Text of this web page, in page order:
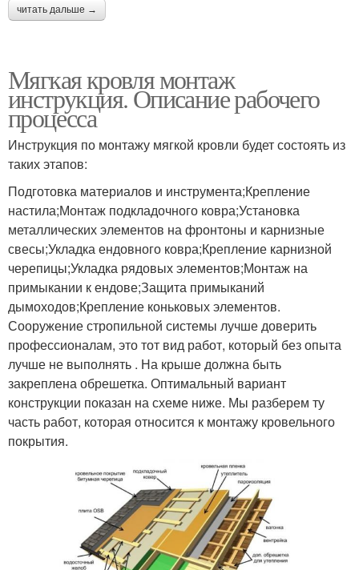
читать дальше →
Мягкая кровля монтаж
инструкция. Описание рабочего
процесса
Инструкция по монтажу мягкой кровли будет состоять из
таких этапов:
Подготовка материалов и инструмента;Крепление
настила;Монтаж подкладочного ковра;Установка
металлических элементов на фронтоны и карнизные
свесы;Укладка ендовного ковра;Крепление карнизной
черепицы;Укладка рядовых элементов;Монтаж на
примыкании к ендове;Защита примыканий
дымоходов;Крепление коньковых элементов.
Сооружение стропильной системы лучше доверить
профессионалам, это тот вид работ, который без опыта
лучше не выполнять . На крыше должна быть
закреплена обрешетка. Оптимальный вариант
конструкции показан на схеме ниже. Мы разберем ту
часть работ, которая относится к монтажу кровельного
покрытия.